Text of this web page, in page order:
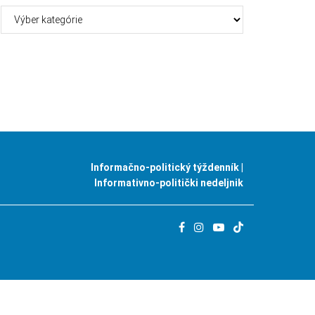
Informačno-politický týždenník |
Informativno-politički nedeljnik